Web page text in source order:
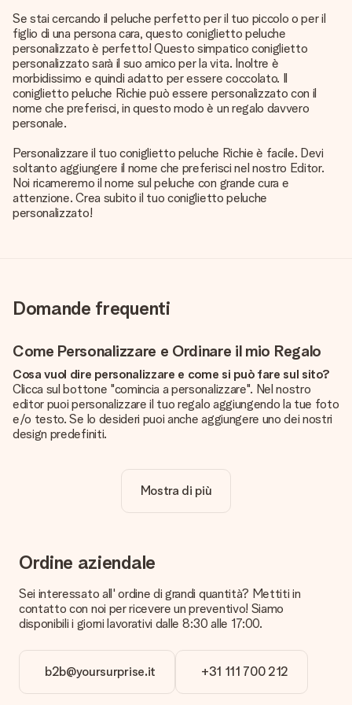
Se stai cercando il peluche perfetto per il tuo piccolo o per il
figlio di una persona cara, questo coniglietto peluche
personalizzato è perfetto! Questo simpatico coniglietto
personalizzato sarà il suo amico per la vita. Inoltre è
morbidissimo e quindi adatto per essere coccolato. Il
coniglietto peluche Richie può essere personalizzato con il
nome che preferisci, in questo modo è un regalo davvero
personale.
Personalizzare il tuo coniglietto peluche Richie è facile. Devi
soltanto aggiungere il nome che preferisci nel nostro Editor.
Noi ricameremo il nome sul peluche con grande cura e
attenzione. Crea subito il tuo coniglietto peluche
personalizzato!
Domande frequenti
Come Personalizzare e Ordinare il mio Regalo
Cosa vuol dire personalizzare e come si può fare sul sito?
Clicca sul bottone "comincia a personalizzare". Nel nostro
editor puoi personalizzare il tuo regalo aggiungendo la tue foto
e/o testo. Se lo desideri puoi anche aggiungere uno dei nostri
design predefiniti.
Certo! Il prezzo mostrato include sempre la personalizzazione
Vogliamo assicurarci che tu sia completamente soddisfatto
del tuo regalo. Per questo è importante utilizzare foto di alta
nostro servizio clienti e includi la foto insieme al regalo che
vuoi ordinare. Potranno verificare la qualità per te!
Puoi usare i formati JPG e PNG. Se hai bisogno di aiuto
contatta il servizio clienti.
Mostra di più
Ordine aziendale
Sei interessato all' ordine di grandi quantità? Mettiti in
contatto con noi per ricevere un preventivo! Siamo
disponibili i giorni lavorativi dalle 8:30 alle 17:00.
b2b@yoursurprise.it +31 111 700 212